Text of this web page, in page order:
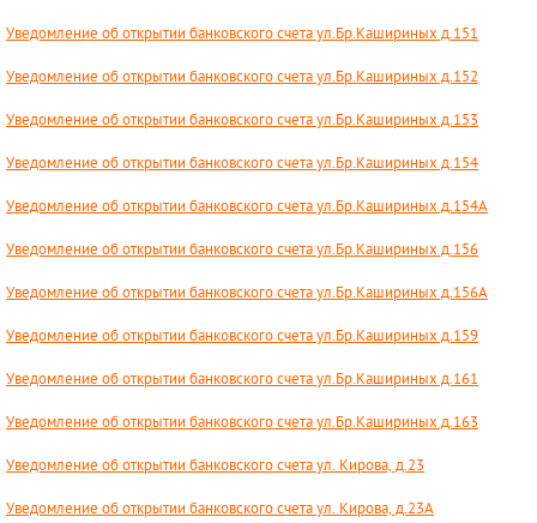
Уведомление об открытии банковского счета ул.Бр.Кашириных д.151
Уведомление об открытии банковского счета ул.Бр.Кашириных д.152
Уведомление об открытии банковского счета ул.Бр.Кашириных д.153
Уведомление об открытии банковского счета ул.Бр.Кашириных д.154
Уведомление об открытии банковского счета ул.Бр.Кашириных д.154А
Уведомление об открытии банковского счета ул.Бр.Кашириных д.156
Уведомление об открытии банковского счета ул.Бр.Кашириных д.156А
Уведомление об открытии банковского счета ул.Бр.Кашириных д.159
Уведомление об открытии банковского счета ул.Бр.Кашириных д.161
Уведомление об открытии банковского счета ул.Бр.Кашириных д.163
Уведомление об открытии банковского счета ул. Кирова, д.23
Уведомление об открытии банковского счета ул. Кирова, д.23А